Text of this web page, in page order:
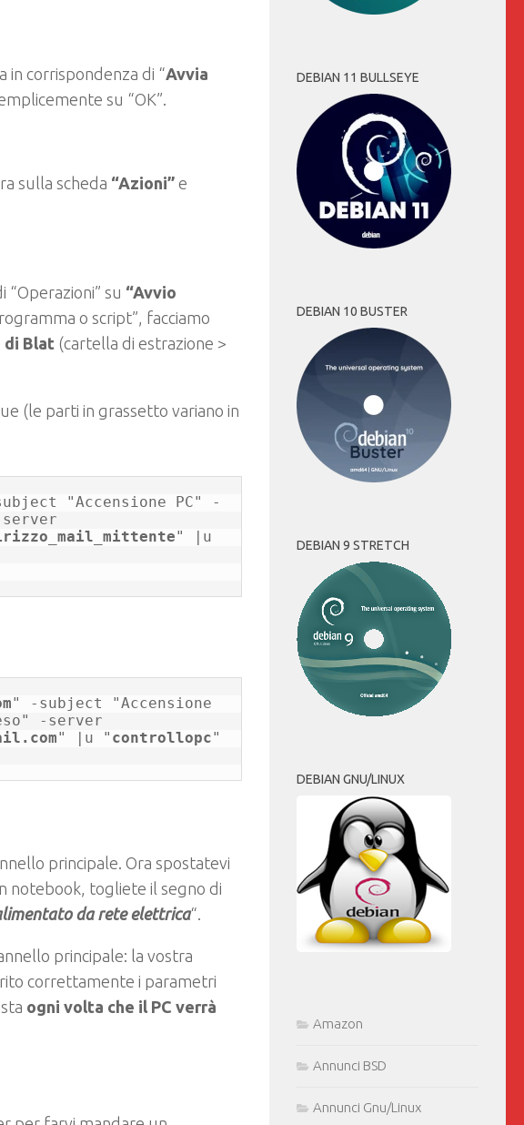
in corrispondenza di “Avvia
su “OK”.
sulla scheda “Azioni” e
su “Avvio
o script”, facciamo
di Blat (cartella di estrazione >
(le parti in grassetto variano in
"Accensione PC" -
" |u
" -subject "Accensione
-server
" |u " controllopc"
principale. Ora spostatevi
notebook, togliete il segno di
da rete elettrica“.
principale: la vostra
correttamente i parametri
ogni volta che il PC verrà
DEBIAN 11 BULLSEYE
DEBIAN 10 BUSTER
DEBIAN 9 STRETCH
DEBIAN GNU/LINUX
Amazon
Annunci BSD
Annunci Gnu/Linux